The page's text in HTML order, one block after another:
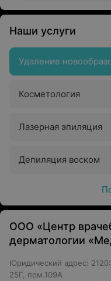
Наши услуги
Удаление
Косметология
Лазерная эпиляция
Депиляция воском
ООО «Центр
дерматологии
Юридический адрес:
25Г, пом.109А